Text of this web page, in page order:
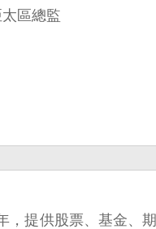
區總監
年，提供股票、基金